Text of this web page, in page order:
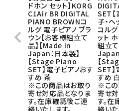
ドホン セット】KORG
C1Air BR DIGITAL
PIANO BROWNコ
ルグ 電子ピアノ ブラ
ウン【お客様組立て
品】【Made in
Japan：日本製】
【Stage Piano
SET】電子ピアノおす
すめ 茶
※この商品はお取り
寄せ対応品となりま
す。在庫確認後ご連
SET
子・ヘ
コル
ット
組立
Japan
【
SET】
すめ 白
※この
寄せ
す。